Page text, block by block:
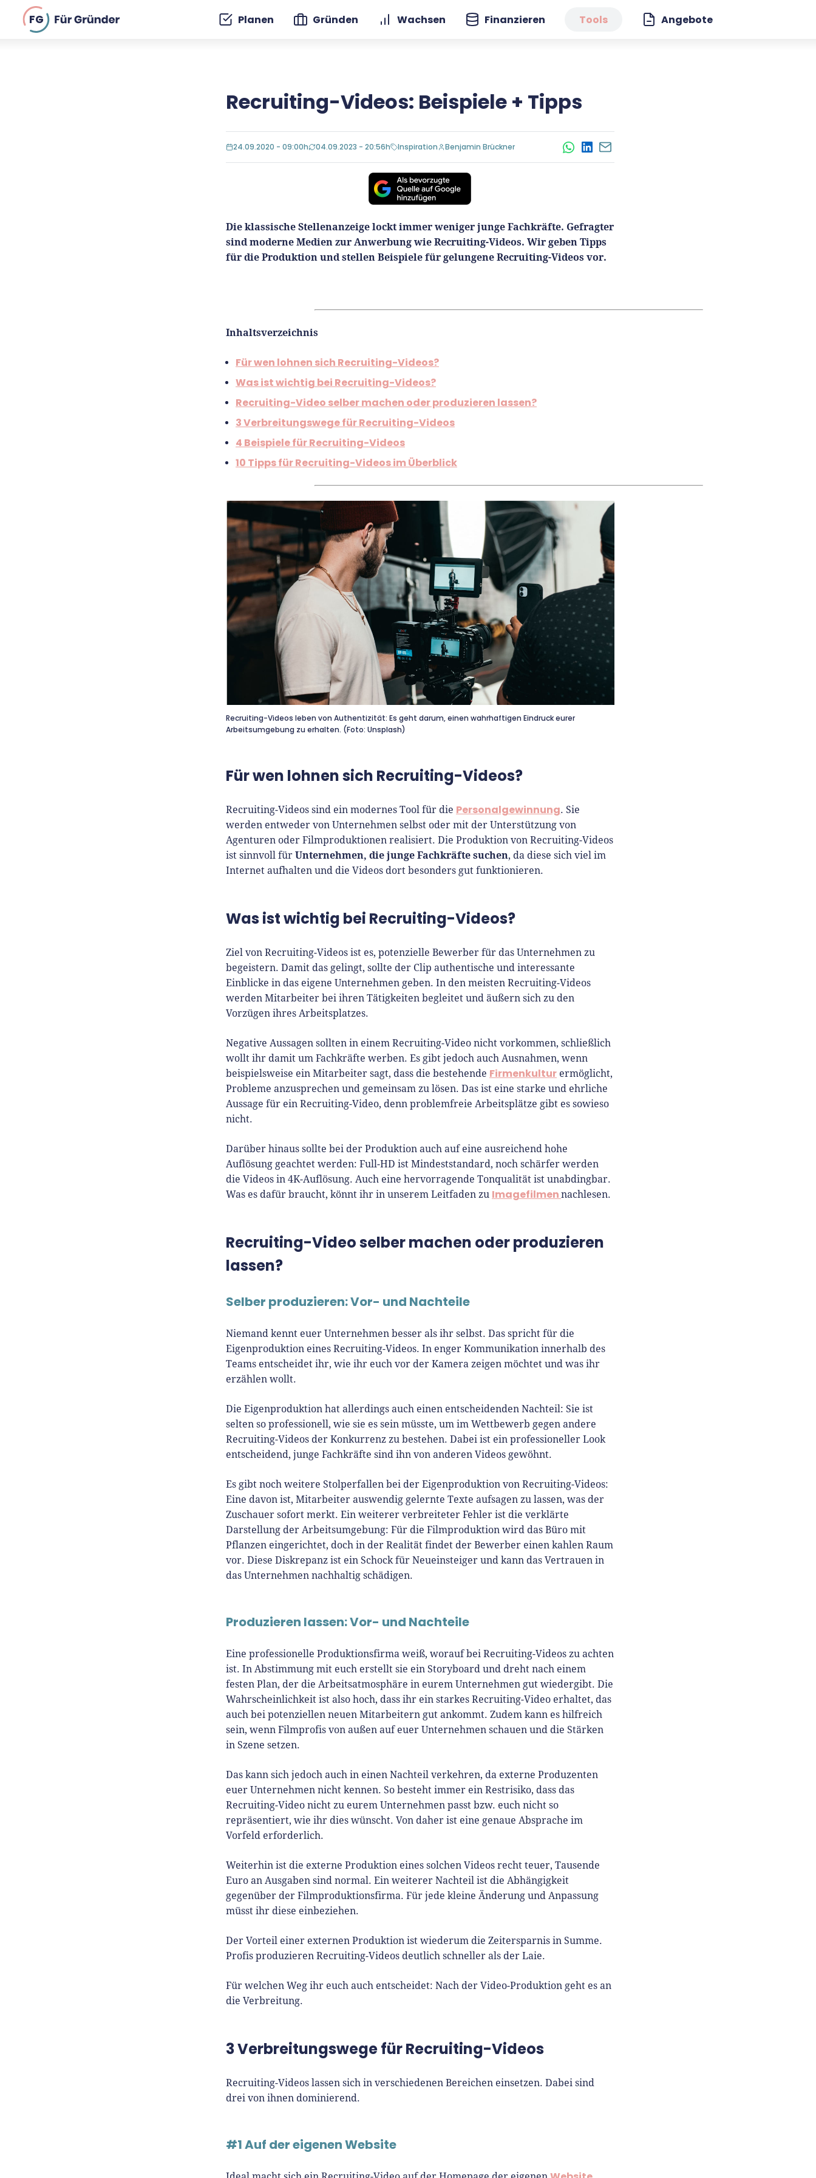
FG Planen Gründen Wachsen Finanzieren Tools Angebote
Recruiting-Videos: Beispiele + Tipps
24.09.2020 - 09:00h 04.09.2023 - 20:56h Inspiration Benjamin Brückner WhatsApp
LinkedIn
E-Mail
Die klassische Stellenanzeige lockt immer weniger junge Fachkräfte. Gefragter
sind moderne Medien zur Anwerbung wie Recruiting-Videos. Wir geben Tipps
für die Produktion und stellen Beispiele für gelungene Recruiting-Videos vor.
Inhaltsverzeichnis
Für wen lohnen sich Recruiting-Videos?
Was ist wichtig bei Recruiting-Videos?
Recruiting-Video selber machen oder produzieren lassen?
3 Verbreitungswege für Recruiting-Videos
4 Beispiele für Recruiting-Videos
10 Tipps für Recruiting-Videos im Überblick
Recruiting-Videos leben von Authentizität: Es geht darum, einen wahrhaftigen Eindruck eurer
Arbeitsumgebung zu erhalten. (Foto: Unsplash)
Für wen lohnen sich Recruiting-Videos?
Recruiting-Videos sind ein modernes Tool für die Personalgewinnung. Sie
werden entweder von Unternehmen selbst oder mit der Unterstützung von
Agenturen oder Filmproduktionen realisiert. Die Produktion von Recruiting-Videos
ist sinnvoll für Unternehmen, die junge Fachkräfte suchen, da diese sich viel im
Internet aufhalten und die Videos dort besonders gut funktionieren.
Was ist wichtig bei Recruiting-Videos?
Ziel von Recruiting-Videos ist es, potenzielle Bewerber für das Unternehmen zu
begeistern. Damit das gelingt, sollte der Clip authentische und interessante
Einblicke in das eigene Unternehmen geben. In den meisten Recruiting-Videos
werden Mitarbeiter bei ihren Tätigkeiten begleitet und äußern sich zu den
Vorzügen ihres Arbeitsplatzes.
Negative Aussagen sollten in einem Recruiting-Video nicht vorkommen, schließlich
wollt ihr damit um Fachkräfte werben. Es gibt jedoch auch Ausnahmen, wenn
beispielsweise ein Mitarbeiter sagt, dass die bestehende Firmenkulturermöglicht,
Probleme anzusprechen und gemeinsam zu lösen. Das ist eine starke und ehrliche
Aussage für ein Recruiting-Video, denn problemfreie Arbeitsplätze gibt es sowieso
nicht.
Darüber hinaus sollte bei der Produktion auch auf eine ausreichend hohe
Auflösung geachtet werden: Full-HD ist Mindeststandard, noch schärfer werden
die Videos in 4K-Auflösung. Auch eine hervorragende Tonqualität ist unabdingbar.
Was es dafür braucht, könnt ihr in unserem Leitfaden zu Imagefilmen nachlesen.
Recruiting-Video selber machen oder produzieren
lassen?
Selber produzieren: Vor- und Nachteile
Niemand kennt euer Unternehmen besser als ihr selbst. Das spricht für die
Eigenproduktion eines Recruiting-Videos. In enger Kommunikation innerhalb des
Teams entscheidet ihr, wie ihr euch vor der Kamera zeigen möchtet und was ihr
erzählen wollt.
Die Eigenproduktion hat allerdings auch einen entscheidenden Nachteil: Sie ist
selten so professionell, wie sie es sein müsste, um im Wettbewerb gegen andere
Recruiting-Videos der Konkurrenz zu bestehen. Dabei ist ein professioneller Look
entscheidend, junge Fachkräfte sind ihn von anderen Videos gewöhnt.
Es gibt noch weitere Stolperfallen bei der Eigenproduktion von Recruiting-Videos:
Eine davon ist, Mitarbeiter auswendig gelernte Texte aufsagen zu lassen, was der
Zuschauer sofort merkt. Ein weiterer verbreiteter Fehler ist die verklärte
Darstellung der Arbeitsumgebung: Für die Filmproduktion wird das Büro mit
Pflanzen eingerichtet, doch in der Realität findet der Bewerber einen kahlen Raum
vor. Diese Diskrepanz ist ein Schock für Neueinsteiger und kann das Vertrauen in
das Unternehmen nachhaltig schädigen.
Produzieren lassen: Vor- und Nachteile
Eine professionelle Produktionsfirma weiß, worauf bei Recruiting-Videos zu achten
ist. In Abstimmung mit euch erstellt sie ein Storyboard und dreht nach einem
festen Plan, der die Arbeitsatmosphäre in eurem Unternehmen gut wiedergibt. Die
Wahrscheinlichkeit ist also hoch, dass ihr ein starkes Recruiting-Video erhaltet, das
auch bei potenziellen neuen Mitarbeitern gut ankommt. Zudem kann es hilfreich
sein, wenn Filmprofis von außen auf euer Unternehmen schauen und die Stärken
in Szene setzen.
Das kann sich jedoch auch in einen Nachteil verkehren, da externe Produzenten
euer Unternehmen nicht kennen. So besteht immer ein Restrisiko, dass das
Recruiting-Video nicht zu eurem Unternehmen passt bzw. euch nicht so
repräsentiert, wie ihr dies wünscht. Von daher ist eine genaue Absprache im
Vorfeld erforderlich.
Weiterhin ist die externe Produktion eines solchen Videos recht teuer, Tausende
Euro an Ausgaben sind normal. Ein weiterer Nachteil ist die Abhängigkeit
gegenüber der Filmproduktionsfirma. Für jede kleine Änderung und Anpassung
müsst ihr diese einbeziehen.
Der Vorteil einer externen Produktion ist wiederum die Zeitersparnis in Summe.
Profis produzieren Recruiting-Videos deutlich schneller als der Laie.
Für welchen Weg ihr euch auch entscheidet: Nach der Video-Produktion geht es an
die Verbreitung.
3 Verbreitungswege für Recruiting-Videos
Recruiting-Videos lassen sich in verschiedenen Bereichen einsetzen. Dabei sind
drei von ihnen dominierend.
#1 Auf der eigenen Website